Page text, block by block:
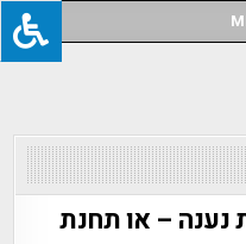
נענה – או תחנת